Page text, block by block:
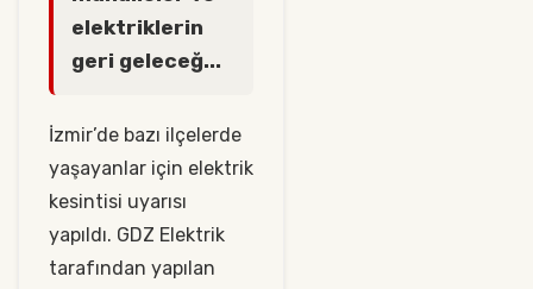
elektriklerin
geri geleceğ...
İzmir’de bazı ilçelerde
yaşayanlar için elektrik
kesintisi uyarısı
yapıldı. GDZ Elektrik
tarafından yapılan